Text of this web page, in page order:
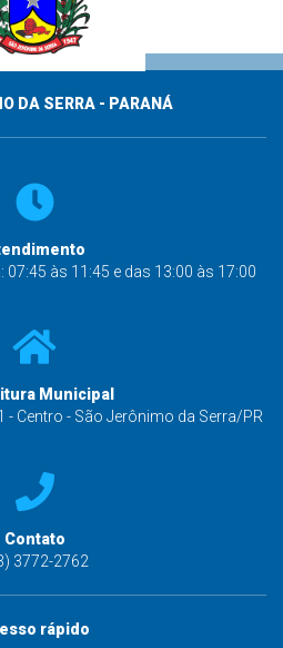
DA SERRA - PARANÁ
07:45 às 11:45 e das 13:00 às 17:00
Municipal
- Centro - São Jerônimo da Serra/PR
Contato
3772-2762
rápido